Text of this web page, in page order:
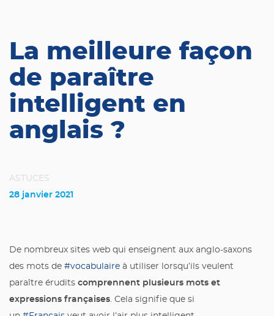
La meilleure façon
de paraître
intelligent en
anglais ?
ASTUCES
28 janvier 2021
De nombreux sites web qui enseignent aux anglo-saxons
des mots de #vocabulaire à utiliser lorsqu’ils veulent
paraître érudits comprennent plusieurs mots et
expressions françaises. Cela signifie que si